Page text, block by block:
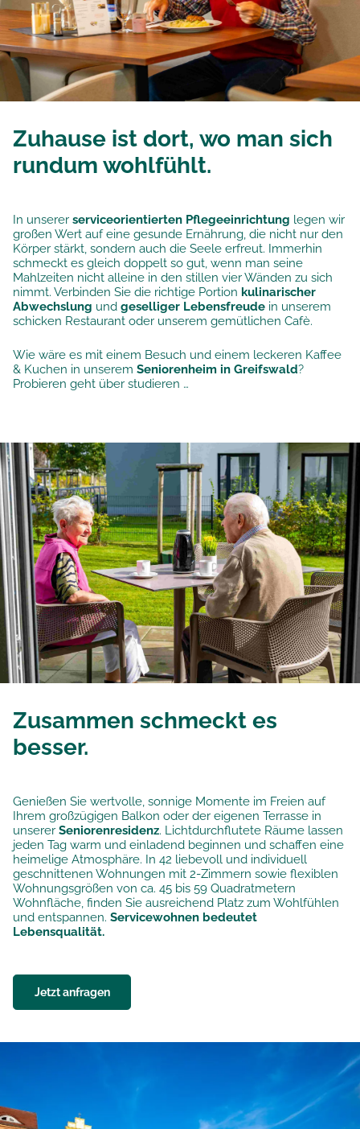
Zuhause ist dort, wo man sich
rundum wohlfühlt.
In unserer serviceorientierten Pflegeeinrichtung legen wir
großen Wert auf eine gesunde Ernährung, die nicht nur den
Körper stärkt, sondern auch die Seele erfreut. Immerhin
schmeckt es gleich doppelt so gut, wenn man seine
Mahlzeiten nicht alleine in den stillen vier Wänden zu sich
nimmt. Verbinden Sie die richtige Portion kulinarischer
Abwechslung und geselliger Lebensfreude in unserem
schicken Restaurant oder unserem gemütlichen Cafè.
Wie wäre es mit einem Besuch und einem leckeren Kaffee
& Kuchen in unserem Seniorenheim in Greifswald?
Probieren geht über studieren …
Zusammen schmeckt es
besser.
Genießen Sie wertvolle, sonnige Momente im Freien auf
Ihrem großzügigen Balkon oder der eigenen Terrasse in
unserer Seniorenresidenz. Lichtdurchflutete Räume lassen
jeden Tag warm und einladend beginnen und schaffen eine
heimelige Atmosphäre. In 42 liebevoll und individuell
geschnittenen Wohnungen mit 2-Zimmern sowie flexiblen
Wohnungsgrößen von ca. 45 bis 59 Quadratmetern
Wohnfläche, finden Sie ausreichend Platz zum Wohlfühlen
und entspannen. Servicewohnen bedeutet
Lebensqualität.
Jetzt anfragen